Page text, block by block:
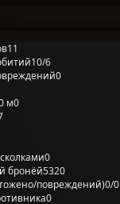
11
10/6
0
м0
0
бронёй5320
повреждений)0/0
0